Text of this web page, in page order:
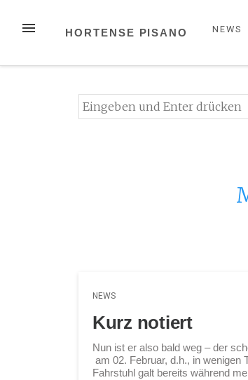
InhaltMENÜ
HORTENSE PISANO NEWS
Suchen
nach:
NEWS
Kurz notiert
Nun ist er also bald weg – der
am 02. Februar, d.h., in wenigen
Fahrstuhl galt bereits während